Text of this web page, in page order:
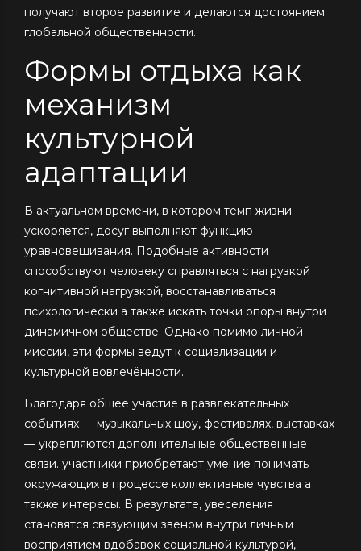
получают второе развитие и делаются достоянием
глобальной общественности.
Формы отдыха как
механизм
культурной
адаптации
В актуальном времени, в котором темп жизни
ускоряется, досуг выполняют функцию
уравновешивания. Подобные активности
способствуют человеку справляться с нагрузкой
когнитивной нагрузкой, восстанавливаться
психологически а также искать точки опоры внутри
динамичном обществе. Однако помимо личной
миссии, эти формы ведут к социализации и
культурной вовлечённости.
Благодаря общее участие в развлекательных
событиях — музыкальных шоу, фестивалях, выставках
— укрепляются дополнительные общественные
связи. участники приобретают умение понимать
окружающих в процессе коллективные чувства а
также интересы. В результате, увеселения
становятся связующим звеном внутри личным
восприятием вдобавок социальной культурой,